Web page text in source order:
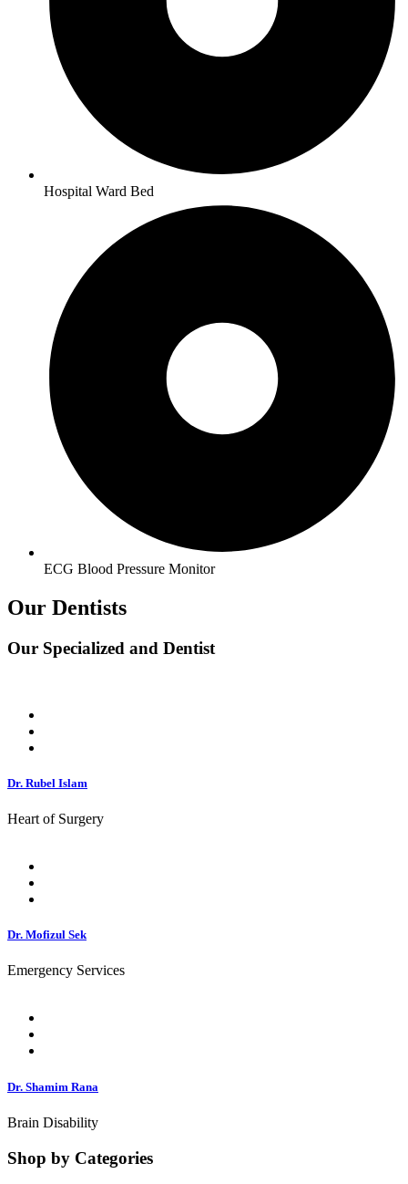
Hospital Ward Bed
ECG Blood Pressure Monitor
Our Dentists
Our Specialized and Dentist
Dr. Rubel Islam
Heart of Surgery
Dr. Mofizul Sek
Emergency Services
Dr. Shamim Rana
Brain Disability
Shop by Categories